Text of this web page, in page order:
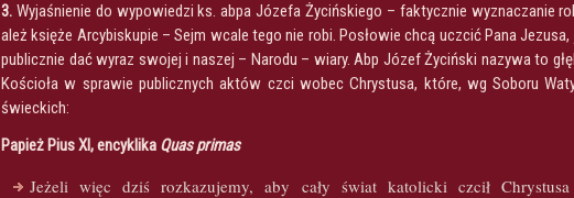
3. Wyjaśnienie do wypowiedzi ks. abpa Józefa Życińskiego – faktycznie wyznaczanie
ależ księże Arcybiskupie – Sejm wcale tego nie robi. Posłowie chcą uczcić Pana
publicznie dać wyraz swojej i naszej – Narodu – wiary. Abp Józef Życiński nazywa to
Kościoła w sprawie publicznych aktów czci wobec Chrystusa, które, wg Soboru
świeckich:
Papież Pius XI, encyklika Quas primas
Jeżeli więc dziś rozkazujemy, aby cały świat katolicki czcił